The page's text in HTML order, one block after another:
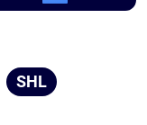
SHL